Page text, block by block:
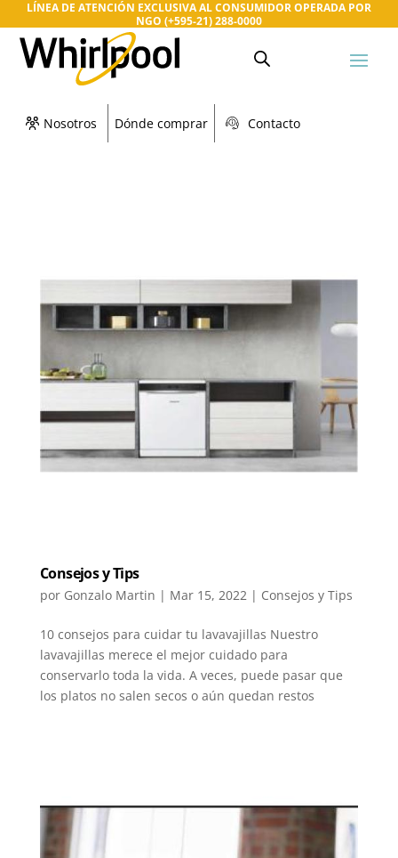
LÍNEA DE ATENCIÓN EXCLUSIVA AL CONSUMIDOR OPERADA POR
NGO (+595-21) 288-0000
Nosotros Dónde comprar Contacto
Consejos y Tips
por Gonzalo Martin | Mar 15, 2022| Consejos y Tips
10 consejos para cuidar tu lavavajillas Nuestro
lavavajillas merece el mejor cuidado para
conservarlo toda la vida. A veces, puede pasar que
los platos no salen secos o aún quedan restos